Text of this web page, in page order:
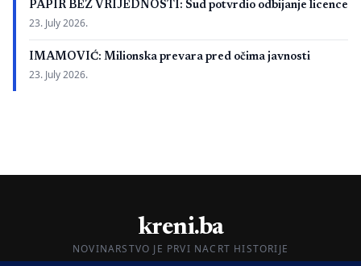
PAPIR BEZ VRIJEDNOSTI: Sud potvrdio odbijanje licence
23. July 2026.
IMAMOVIĆ: Milionska prevara pred očima javnosti
23. July 2026.
kreni.ba
NOVINARSTVO JE PRVI NACRT HISTORIJE